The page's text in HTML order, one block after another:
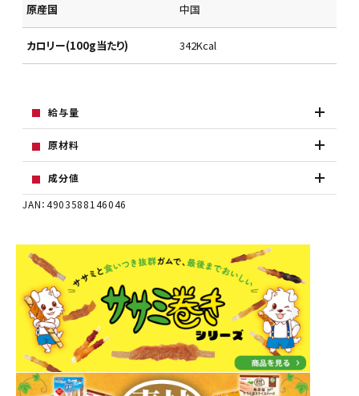
原産国 中国
カロリー(100g当たり) 342Kcal
給与量
原材料
成分値
JAN：4903588146046